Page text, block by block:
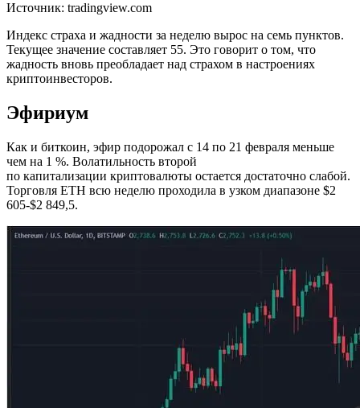
Источник: tradingview.com
Индекс страха и жадности за неделю вырос на семь пунктов.
Текущее значение составляет 55. Это говорит о том, что
жадность вновь преобладает над страхом в настроениях
криптоинвесторов.
Эфириум
Как и биткоин, эфир подорожал с 14 по 21 февраля меньше
чем на 1 %. Волатильность второй
по капитализации криптовалюты остается достаточно слабой.
Торговля ETH всю неделю проходила в узком диапазоне $2
605-$2 849,5.